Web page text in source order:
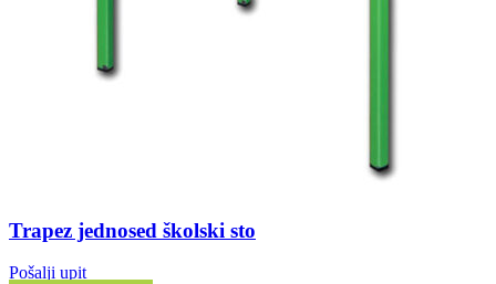
Trapez jednosed školski sto
Pošalji upit